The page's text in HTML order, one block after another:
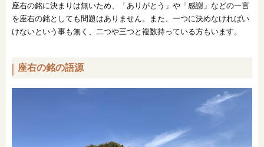
座右の銘に決まりは無いため、「ありがとう」や「感謝」などの一言
を座右の銘としても問題はありません。また、一つに決めなければい
けないという事も無く、二つや三つと複数持っている方もいます。
座右の銘の語源